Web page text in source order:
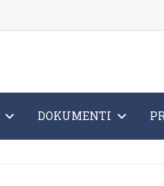
DOKUMENTI